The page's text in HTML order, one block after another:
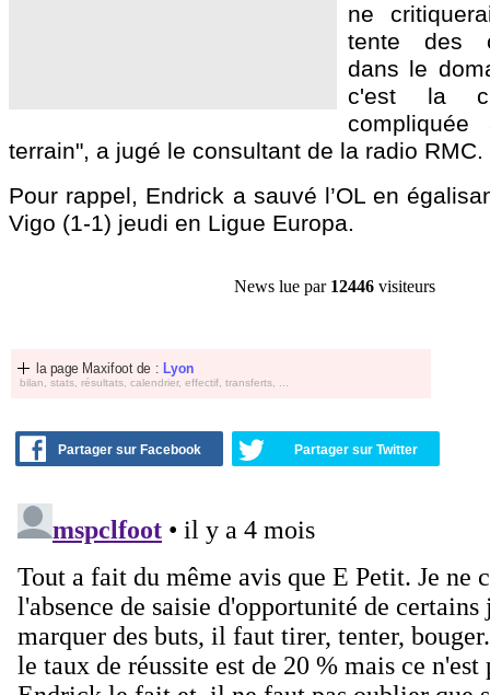
ne
tente des
dans le
c'est la
terrain", a jugé le consultant de la radio RMC.
Pour rappel, Endrick a sauvé l’OL en
Vigo (1-1) jeudi en Ligue Europa.
News lue par 12446 visiteurs
la page Maxifoot de : Lyon
bilan, stats, résultats, calendrier, effectif, transferts, ...
Partager sur Facebook Partager sur Twitter